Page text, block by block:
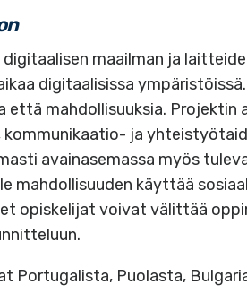
maailman ja
digitaalisissa
että mahdollisuuksia.
ja
avainasemassa myös
mahdollisuuden käyttää
opiskelijat voivat välittää
Portugalista, Puolasta,